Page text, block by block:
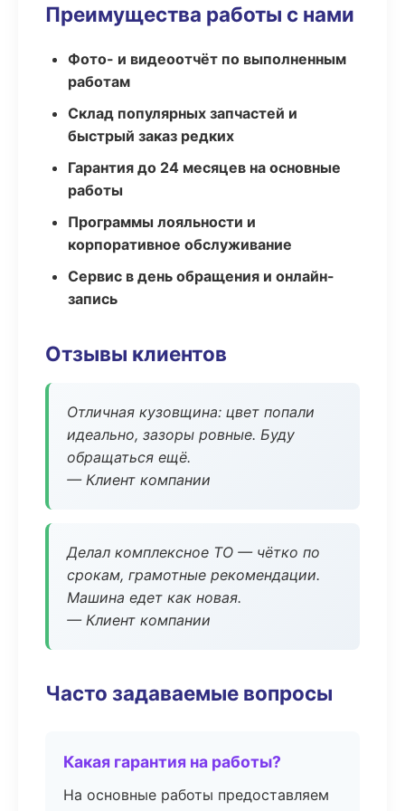
Преимущества работы с нами
Фото- и видеоотчёт по выполненным
работам
Склад популярных запчастей и
быстрый заказ редких
Гарантия до 24 месяцев на основные
работы
Программы лояльности и
корпоративное обслуживание
Сервис в день обращения и онлайн-
запись
Отзывы клиентов
Отличная кузовщина: цвет попали
идеально, зазоры ровные. Буду
обращаться ещё.
— Клиент компании
Делал комплексное ТО — чётко по
срокам, грамотные рекомендации.
Машина едет как новая.
— Клиент компании
Часто задаваемые вопросы
Какая гарантия на работы?
На основные работы предоставляем